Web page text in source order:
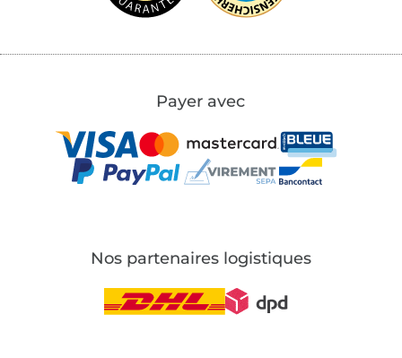
Payer avec
Nos partenaires logistiques